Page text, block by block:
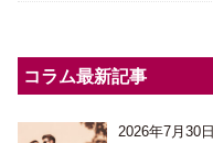
コラム最新記事
2026年7月30日